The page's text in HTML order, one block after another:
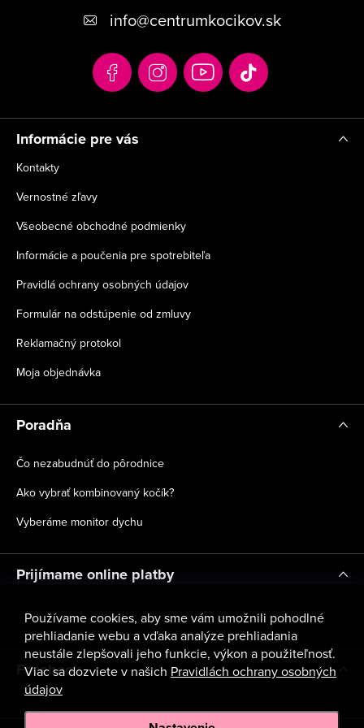
Používame cookies, aby sme vám umožnili pohodlné
prehliadanie webu a vďaka analýze prehliadania
neustále zlepšovali jeho funkcie, výkon a použiteľnosť.
Viac sa dozviete v našich Pravidlách ochrany osobných
údajov
e
info@centrumkocikov.sk
Informácie pre vás
Kontakty
Vernostné zľavy
Všeobecné obchodné podmienky
Informácie a poučenia pre spotrebiteľa
Pravidlá ochrany osobných údajov
Formulár na odstúpenie od zmluvy
Reklamačný protokol
Moja objednávka
Poradňa
Čo nezabudnúť do pôrodnice
Ako vybrať kombinovaný kočík?
Vyberáme monitor dychu
Prijímame online platby
Facebook